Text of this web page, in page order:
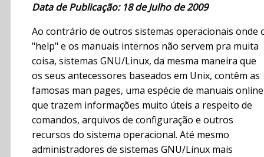
Data de Publicação: 18 de Julho de 2009
Ao contrário de outros sistemas operacionais onde
"help" e os manuais internos não servem pra muita
coisa, sistemas GNU/Linux, da mesma maneira que
os seus antecessores baseados em Unix, contêm as
famosas man pages, uma espécie de manuais online
que trazem informações muito úteis a respeito de
comandos, arquivos de configuração e outros
recursos do sistema operacional. Até mesmo
administradores de sistemas GNU/Linux mais